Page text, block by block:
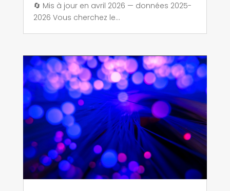
🔄 Mis à jour en avril 2026 — données 2025-
2026 Vous cherchez le...